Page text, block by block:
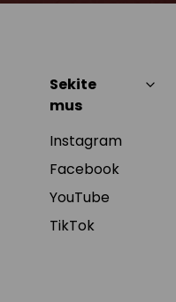
Sekite
mus
Instagram
Facebook
YouTube
TikTok